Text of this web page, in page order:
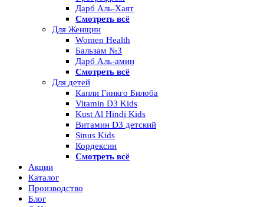
Дарб Аль-Хаят
Смотреть всё
Для Женщин
Women Health
Бальзам №3
Дарб Аль-амин
Смотреть всё
Для детей
Капли Гинкго Билоба
Vitamin D3 Kids
Kust Al Hindi Kids
Витамин D3 детский
Sinus Kids
Кордексин
Смотреть всё
Акции
Каталог
Производство
Блог